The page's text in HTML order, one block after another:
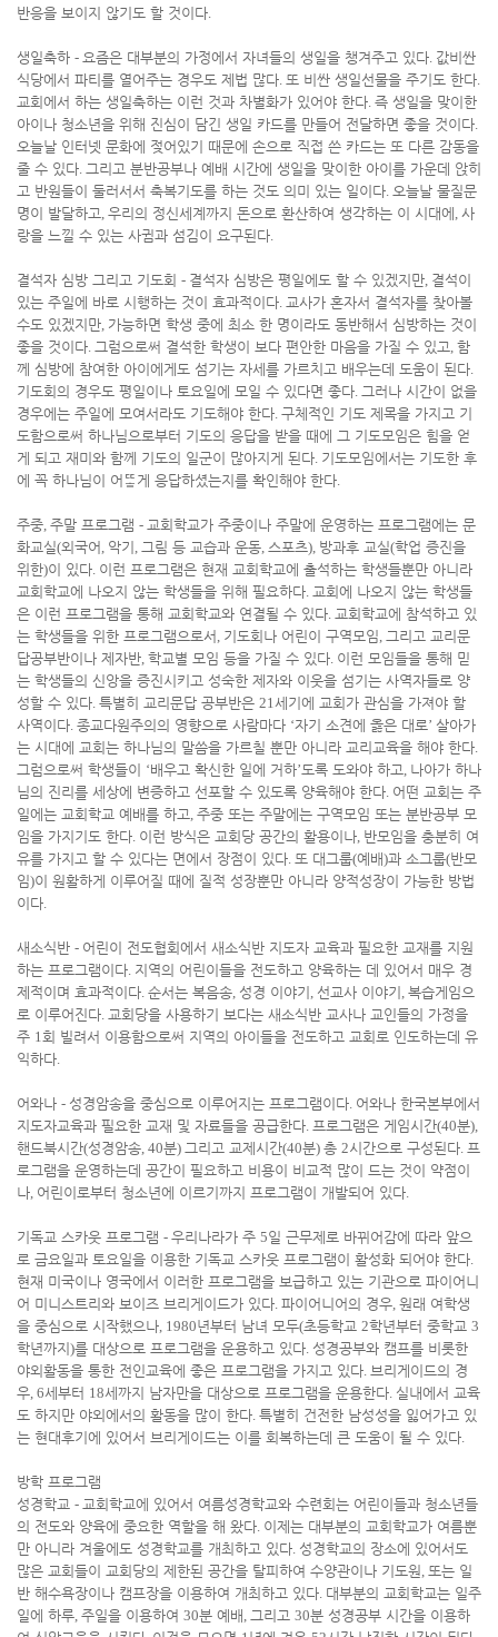
반응을 보이지 않기도 할 것이다.
생일축하 - 요즘은 대부분의 가정에서 자녀들의 생일을 챙겨주고 있다. 값비싼
식당에서 파티를 열어주는 경우도 제법 많다. 또 비싼 생일선물을 주기도 한다.
교회에서 하는 생일축하는 이런 것과 차별화가 있어야 한다. 즉 생일을 맞이한
아이나 청소년을 위해 진심이 담긴 생일 카드를 만들어 전달하면 좋을 것이다.
오늘날 인터넷 문화에 젖어있기 때문에 손으로 직접 쓴 카드는 또 다른 감동을
줄 수 있다. 그리고 분반공부나 예배 시간에 생일을 맞이한 아이를 가운데 앉히
고 반원들이 둘러서서 축복기도를 하는 것도 의미 있는 일이다. 오늘날 물질문
명이 발달하고, 우리의 정신세계까지 돈으로 환산하여 생각하는 이 시대에 , 사
랑을 느낄 수 있는 사귐과 섬김이 요구된다.
결석자 심방 그리고 기도회 - 결석자 심방은 평일에도 할 수 있겠지만, 결석이
있는 주일에 바로 시행하는 것이 효과적이다. 교사가 혼자서 결석자를 찾아볼
수도 있겠지만, 가능하면 학생 중에 최소 한 명이라도 동반해서 심방하는 것이
좋을 것이다. 그럼으로써 결석한 학생이 보다 편안한 마음을 가질 수 있고, 함
께 심방에 참여한 아이에게도 섬기는 자세를 가르치고 배우는데 도움이 된다.
기도회의 경우도 평일이나 토요일에 모일 수 있다면 좋다. 그러나 시간이 없을
경우에는 주일에 모여서라도 기도해야 한다. 구체적인 기도 제목을 가지고 기
도함으로써 하나님으로부터 기도의 응답을 받을 때에 그 기도모임은 힘을 얻
게 되고 재미와 함께 기도의 일군이 많아지게 된다. 기도모임에서는 기도한 후
에 꼭 하나님이 어ᄄᅠᇂ게 응답하셨는지를 확인해야 한다.
주중, 주말 프로그램 - 교회학교가 주중이나 주말에 운영하는 프로그램에는 문
화교실(외국어 , 악기 , 그림 등 교습과 운동, 스포츠), 방과후 교실(학업 증진을
위한)이 있다. 이런 프로그램은 현재 교회학교에 출석하는 학생들뿐만 아니라
교회학교에 나오지 않는 학생들을 위해 필요하다. 교회에 나오지 않는 학생들
은 이런 프로그램을 통해 교회학교와 연결될 수 있다. 교회학교에 참석하고 있
는 학생들을 위한 프로그램으로서 , 기도회나 어린이 구역모임, 그리고 교리문
답공부반이나 제자반, 학교별 모임 등을 가질 수 있다. 이런 모임들을 통해 믿
는 학생들의 신앙을 증진시키고 성숙한 제자와 이웃을 섬기는 사역자들로 양
성할 수 있다. 특별히 교리문답 공부반은 21세기에 교회가 관심을 가져야 할
사역이다. 종교다원주의의 영향으로 사람마다 ‘자기 소견에 옳은 대로’ 살아가
는 시대에 교회는 하나님의 말씀을 가르칠 뿐만 아니라 교리교육을 해야 한다.
그럼으로써 학생들이 ‘배우고 확신한 일에 거하’도록 도와야 하고, 나아가 하나
님의 진리를 세상에 변증하고 선포할 수 있도록 양육해야 한다. 어떤 교회는 주
일에는 교회학교 예배를 하고, 주중 또는 주말에는 구역모임 또는 분반공부 모
임을 가지기도 한다. 이런 방식은 교회당 공간의 활용이나, 반모임을 충분히 여
유를 가지고 할 수 있다는 면에서 장점이 있다. 또 대그룹(예배)과 소그룹(반모
임)이 원활하게 이루어질 때에 질적 성장뿐만 아니라 양적성장이 가능한 방법
이다.
새소식반 - 어린이 전도협회에서 새소식반 지도자 교육과 필요한 교재를 지원
하는 프로그램이다. 지역의 어린이들을 전도하고 양육하는 데 있어서 매우 경
제적이며 효과적이다. 순서는 복음송, 성경 이야기 , 선교사 이야기 , 복습게임으
로 이루어진다. 교회당을 사용하기 보다는 새소식반 교사나 교인들의 가정을
주 1회 빌려서 이용함으로써 지역의 아이들을 전도하고 교회로 인도하는데 유
익하다.
어와나 - 성경암송을 중심으로 이루어지는 프로그램이다. 어와나 한국본부에서
지도자교육과 필요한 교재 및 자료들을 공급한다. 프로그램은 게임시간(40분),
핸드북시간(성경암송, 40분) 그리고 교제시간(40분) 총 2시간으로 구성된다. 프
로그램을 운영하는데 공간이 필요하고 비용이 비교적 많이 드는 것이 약점이
나, 어린이로부터 청소년에 이르기까지 프로그램이 개발되어 있다.
기독교 스카웃 프로그램 - 우리나라가 주 5일 근무제로 바뀌어감에 따라 앞으
로 금요일과 토요일을 이용한 기독교 스카웃 프로그램이 활성화 되어야 한다.
현재 미국이나 영국에서 이러한 프로그램을 보급하고 있는 기관으로 파이어니
어 미니스트리와 보이즈 브리게이드가 있다. 파이어니어의 경우, 원래 여학생
을 중심으로 시작했으나, 1980년부터 남녀 모두(초등학교 2학년부터 중학교 3
학년까지 )를 대상으로 프로그램을 운용하고 있다. 성경공부와 캠프를 비롯한
야외활동을 통한 전인교육에 좋은 프로그램을 가지고 있다. 브리게이드의 경
우, 6세부터 18세까지 남자만을 대상으로 프로그램을 운용한다. 실내에서 교육
도 하지만 야외에서의 활동을 많이 한다. 특별히 건전한 남성성을 잃어가고 있
는 현대후기에 있어서 브리게이드는 이를 회복하는데 큰 도움이 될 수 있다.
방학 프로그램
성경학교 - 교회학교에 있어서 여름성경학교와 수련회는 어린이들과 청소년들
의 전도와 양육에 중요한 역할을 해 왔다. 이제는 대부분의 교회학교가 여름뿐
만 아니라 겨울에도 성경학교를 개최하고 있다. 성경학교의 장소에 있어서도
많은 교회들이 교회당의 제한된 공간을 탈피하여 수양관이나 기도원 , 또는 일
반 해수욕장이나 캠프장을 이용하여 개최하고 있다. 대부분의 교회학교는 일주
일에 하루, 주일을 이용하여 30분 예배 , 그리고 30분 성경공부 시간을 이용하